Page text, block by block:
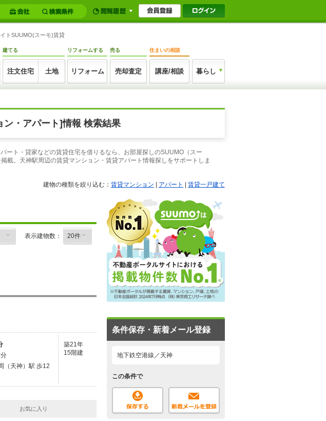
トSUUMO(スーモ)賃貸
建てる
注文住宅 土地
リフォームする
リフォーム
売る
売却査定
住まいの相談
講座/相談 暮らし
ン・アパート]情報 検索結果
ート・貸家などの賃貸住宅を借りるなら、お部屋探しのSUUMO（スー
載。天神駅周辺の賃貸マンション・賃貸アパート情報探しをサポートしま
建物の種類を絞り込む： 賃貸マンション アパート 賃貸一戸建て
表示建物数：
（天神）駅 歩12
築21年
15階建
お気に入り
条件保存・新着メール登録
地下鉄空港線／天神
この条件で